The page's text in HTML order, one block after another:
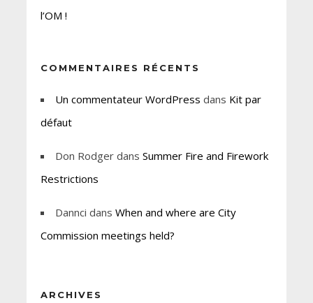
l’OM !
COMMENTAIRES RÉCENTS
Un commentateur WordPress dans Kit par
défaut
Don Rodgerdans Summer Fire and Firework
Restrictions
Dannci dans When and where are City
Commission meetings held?
ARCHIVES